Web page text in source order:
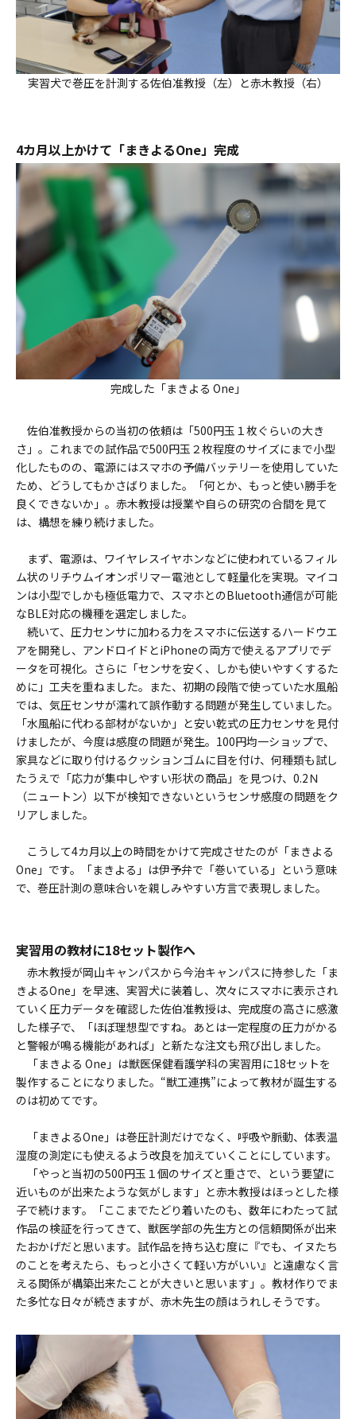
実習犬で巻圧を計測する佐伯准教授（左）と赤木教授（右）
4カ月以上かけて「まきよるOne」完成
完成した「まきよる One」
佐伯准教授からの当初の依頼は「500円玉１枚ぐらいの大き
さ」。これまでの試作品で500円玉２枚程度のサイズにまで小型
化したものの、電源にはスマホの予備バッテリーを使用していた
ため、どうしてもかさばりました。「何とか、もっと使い勝手を
良くできないか」。赤木教授は授業や自らの研究の合間を見て
は、構想を練り続けました。
まず、電源は、ワイヤレスイヤホンなどに使われているフィル
ム状のリチウムイオンポリマー電池として軽量化を実現。マイコ
ンは小型でしかも極低電力で、スマホとのBluetooth通信が可能
なBLE対応の機種を選定しました。
続いて、圧力センサに加わる力をスマホに伝送するハードウエ
アを開発し、アンドロイドとiPhoneの両方で使えるアプリでデ
ータを可視化。さらに「センサを安く、しかも使いやすくするた
めに」工夫を重ねました。また、初期の段階で使っていた水風船
では、気圧センサが濡れて誤作動する問題が発生していました。
「水風船に代わる部材がないか」と安い乾式の圧力センサを見付
けましたが、今度は感度の問題が発生――。100円均一ショップで、
家具などに取り付けるクッションゴムに目を付け、何種類も試し
たうえで「応力が集中しやすい形状の商品」を見つけ、0.2Ｎ
（ニュートン）以下が検知できないというセンサ感度の問題をク
リアしました。
こうして4カ月以上の時間をかけて完成させたのが「まきよる
One」です。「まきよる」は伊予弁で「巻いている」という意味
で、巻圧計測の意味合いを親しみやすい方言で表現しました。
実習用の教材に18セット製作へ
赤木教授が岡山キャンパスから今治キャンパスに持参した「ま
きよるOne」を早速、実習犬に装着し、次々にスマホに表示され
ていく圧力データを確認した佐伯准教授は、完成度の高さに感激
した様子で、「ほぼ理想型ですね。あとは一定程度の圧力がかる
と警報が鳴る機能があれば」と新たな注文も飛び出しました。
「まきよる One」は獣医保健看護学科の実習用に18セットを
製作することになりました。“獣工連携”によって教材が誕生する
のは初めてです。
「まきよるOne」は巻圧計測だけでなく、呼吸や脈動、体表温
湿度の測定にも使えるよう改良を加えていくことにしています。
「やっと当初の500円玉１個のサイズと重さで、という要望に
近いものが出来たような気がします」と赤木教授はほっとした様
子で続けます。「ここまでたどり着いたのも、数年にわたって試
作品の検証を行ってきて、獣医学部の先生方との信頼関係が出来
たおかげだと思います。試作品を持ち込む度に『でも、イヌたち
のことを考えたら、もっと小さくて軽い方がいい』と遠慮なく言
える関係が構築出来たことが大きいと思います」。教材作りでま
た多忙な日々が続きますが、赤木先生の顔はうれしそうです。